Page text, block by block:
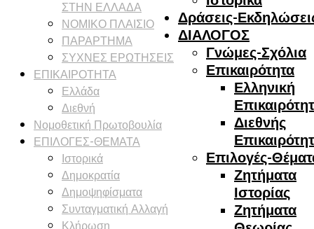
Δράσεις-
ΔΙΑΛΟΓΟΣ
Γνώμες-Σχόλια
Επικαιρότητα
Ελληνική
Διεθνής
Επιλογές-
Ζητήματα
Ιστορίας
Ζητήματα
ΣΤΗΝ ΕΛΛΑΔΑ
ΝΟΜΙΚΟ ΠΛΑΙΣΙΟ
ΠΑΡΑΡΤΗΜΑ
ΣΥΧΝΕΣ ΕΡΩΤΗΣΕΙΣ
ΕΠΙΚΑΙΡΟΤΗΤΑ
Ελλάδα
Διεθνή
Νομοθετική Πρωτοβουλία
ΕΠΙΛΟΓΕΣ-ΘΕΜΑΤΑ
Ιστορικά
Δημοκρατία
Δημοψηφίσματα
Συνταγματική Αλλαγή
Κλήρωση